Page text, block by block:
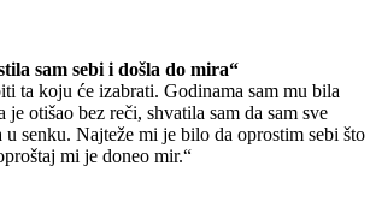
sam sebi i došla do mira“
ta koju će izabrati. Godinama sam mu bila
je otišao bez reči, shvatila sam da sam sve
senku. Najteže mi je bilo da oprostim sebi što
mi je doneo mir.“